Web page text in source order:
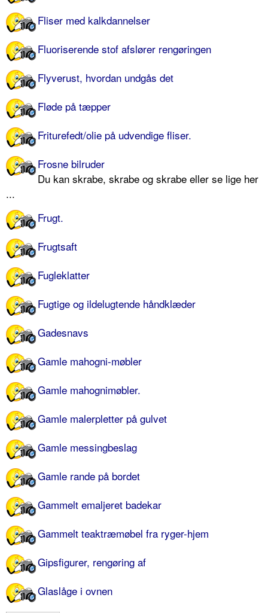
Fliser med kalkdannelser
Fluoriserende stof afslører rengøringen
Flyverust, hvordan undgås det
Fløde på tæpper
Friturefedt/olie på udvendige fliser.
Frosne bilruder
Du kan skrabe, skrabe og skrabe eller se lige her
...
Frugt.
Frugtsaft
Fugleklatter
Fugtige og ildelugtende håndklæder
Gadesnavs
Gamle mahogni-møbler
Gamle mahognimøbler.
Gamle malerpletter på gulvet
Gamle messingbeslag
Gamle rande på bordet
Gammelt emaljeret badekar
Gammelt teaktræmøbel fra ryger-hjem
Gipsfigurer, rengøring af
Glaslåge i ovnen